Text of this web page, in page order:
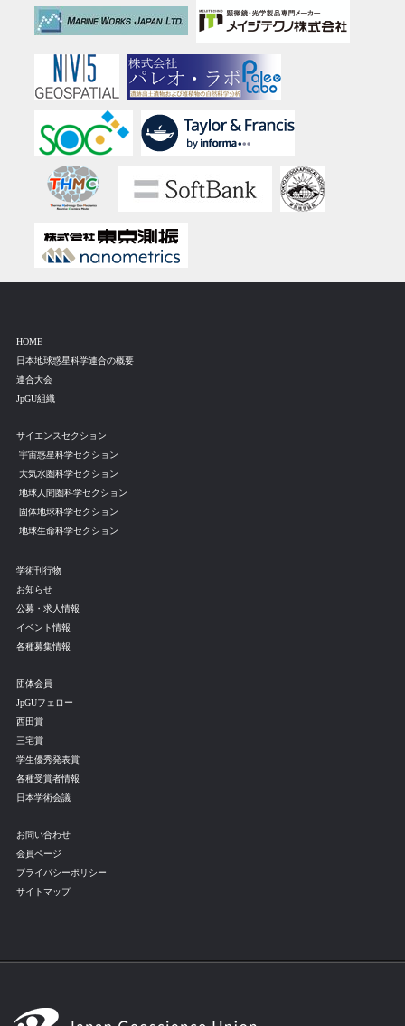
HOME
日本地球惑星科学連合の概要
連合大会
JpGU組織
サイエンスセクション
宇宙惑星科学セクション
大気水圏科学セクション
地球人間圏科学セクション
固体地球科学セクション
地球生命科学セクション
学術刊行物
お知らせ
公募・求人情報
イベント情報
各種募集情報
団体会員
JpGUフェロー
西田賞
三宅賞
学生優秀発表賞
各種受賞者情報
日本学術会議
お問い合わせ
会員ページ
プライバシーポリシー
サイトマップ